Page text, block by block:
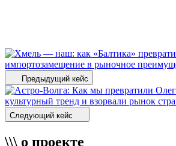
Предыдущий кейс
Следующий кейс
\\\ о проекте